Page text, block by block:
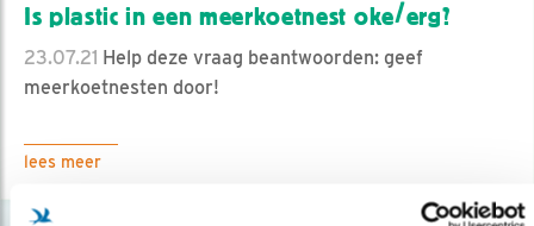
Is plastic in een meerkoetnest oke/erg?
23.07.21 Help deze vraag beantwoorden: geef
meerkoetnesten door!
lees meer